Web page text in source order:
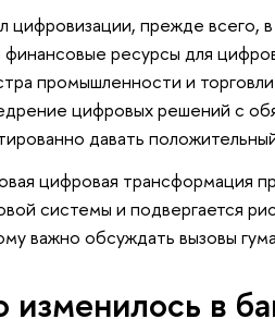
цифровизации, прежде всего,
финансовые ресурсы для
промышленности и
цифровых решений с
давать
цифровая трансформация
системы и подвергается
важно обсуждать вызовы
изменилось в